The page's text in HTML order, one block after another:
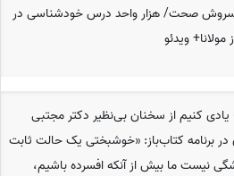
سروش صحت/ هزار واحد درس خودشناسی در
یادی کنیم از سخنان بی‌نظیر دکتر مجتبی
برنامه کتاب‌باز: «خوشبختی یک حالت ثابت
نیست ما بیش از آنکه افسرده باشیم،